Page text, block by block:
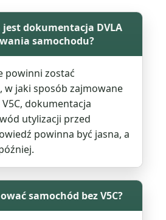
jest dokumentacja DVLA
samochodu?
powinni zostać
jaki sposób zajmowane
dokumentacja
utylizacji przed
powinna być jasna, a
samochód bez V5C?